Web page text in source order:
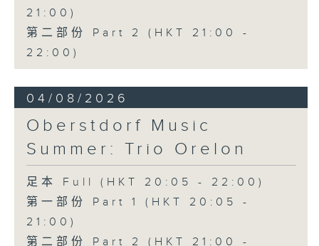
21:00)
第二部份 Part 2 (HKT 21:00 -
22:00)
04/08/2026
Oberstdorf Music
Summer: Trio Orelon
足本 Full (HKT 20:05 - 22:00)
第一部份 Part 1 (HKT 20:05 -
21:00)
第二部份 Part 2 (HKT 21:00 -